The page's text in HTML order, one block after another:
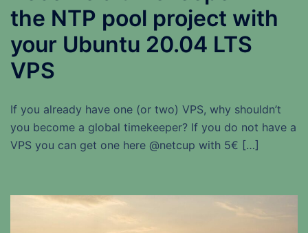
the NTP pool project with
your Ubuntu 20.04 LTS
VPS
If you already have one (or two) VPS, why shouldn’t
you become a global timekeeper? If you do not have a
VPS you can get one here @netcup with 5€ […]